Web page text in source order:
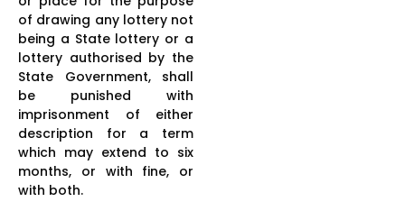
of drawing any lottery not
being a State lottery or a
lottery authorised by the
State Government, shall
be punished with
imprisonment of either
description for a term
which may extend to six
months, or with fine, or
with both.